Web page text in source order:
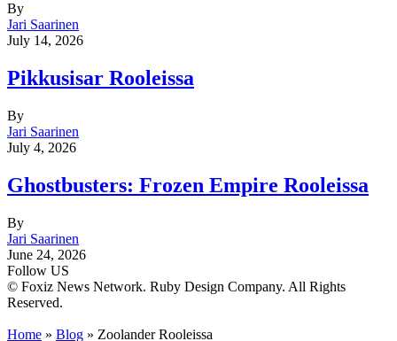
By
Jari Saarinen
July 14, 2026
Pikkusisar Rooleissa
By
Jari Saarinen
July 4, 2026
Ghostbusters: Frozen Empire Rooleissa
By
Jari Saarinen
June 24, 2026
Follow US
© Foxiz News Network. Ruby Design Company. All Rights
Reserved.
Home » Blog » Zoolander Rooleissa